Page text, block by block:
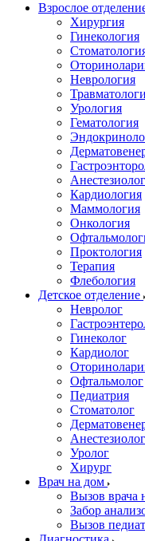
Взрослое
Хирургия
Гинекология
Неврология
Урология
Гематология
Кардиология
Маммология
Онкология
Проктология
Терапия
Флебология
Детское отделение
Невролог
Гинеколог
Кардиолог
Офтальмолог
Педиатрия
Стоматолог
Уролог
Хирург
Врач на дом
Вызов врача
Забор
Вызов